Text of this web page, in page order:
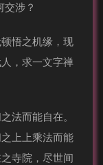
涉？
悟之机缘，现
，求一文字禅
法而能自在。
上上乘法而能
寺院，尽世间